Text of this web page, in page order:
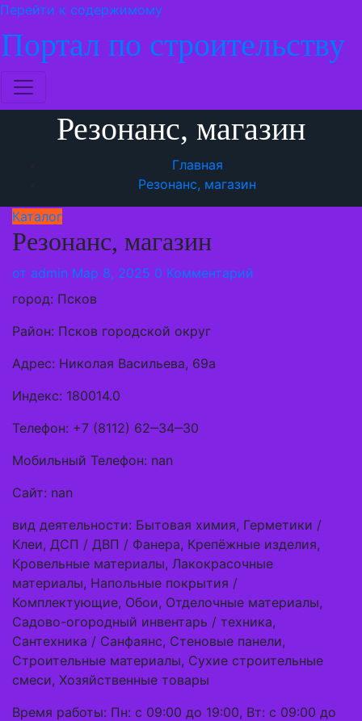
Перейти к содержимому
Портал по строительству
Резонанс, магазин
Главная
Резонанс, магазин
Каталог
Резонанс, магазин
от admin Мар 8, 2025 0 Комментарий
город: Псков
Район: Псков городской округ
Адрес: Николая Васильева, 69а
Индекс: 180014.0
Телефон: +7 (8112) 62‒34‒30
Мобильный Телефон: nan
Сайт: nan
вид деятельности: Бытовая химия, Герметики /
Клеи, ДСП / ДВП / Фанера, Крепёжные изделия,
Кровельные материалы, Лакокрасочные
материалы, Напольные покрытия /
Комплектующие, Обои, Отделочные материалы,
Садово-огородный инвентарь / техника,
Сантехника / Санфаянс, Стеновые панели,
Строительные материалы, Сухие строительные
смеси, Хозяйственные товары
Время работы: Пн: с 09:00 до 19:00, Вт: с 09:00 до